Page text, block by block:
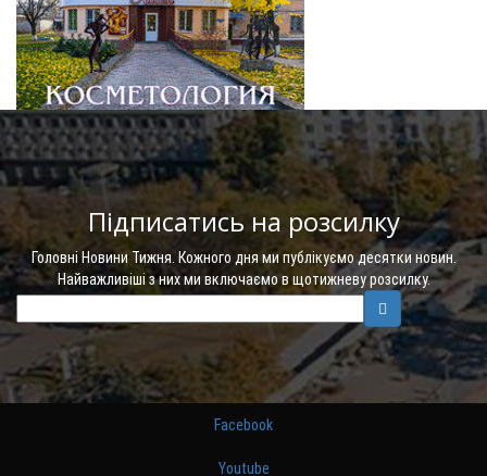
Підписатись на розсилку
Головні Новини Тижня. Кожного дня ми публікуємо десятки новин.
Найважливіші з них ми включаємо в щотижневу розсилку.
Facebook
Youtube